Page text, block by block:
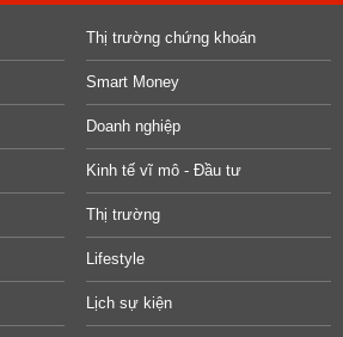
Thị trường chứng khoán
Smart Money
Doanh nghiệp
Kinh tế vĩ mô - Đầu tư
Thị trường
Lifestyle
Lịch sự kiện